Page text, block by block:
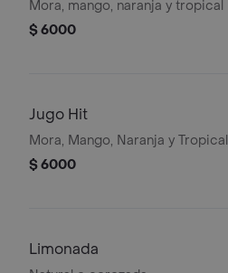
Mora, mango, naranja y tropical
$ 6000
Jugo Hit
Mora, Mango, Naranja y Tropical
$ 6000
Limonada